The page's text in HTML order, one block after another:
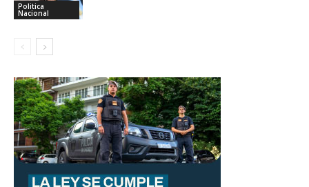
Politica
Nacional